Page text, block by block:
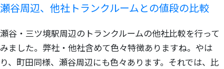
瀬谷周辺、他社トランクルームとの値段の比較
瀬谷・三ツ境駅周辺のトランクルームの他社比較を行って
みました。弊社・他社含めて色々特徴ありますね。やは
り、町田同様、瀬谷周辺にも色々あります。それでは、比